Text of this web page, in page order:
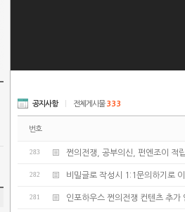
공지사항 전체게시물333
번호
283 쩐의전쟁, 공부의신, 펀엔조이 적
282 비밀글로 작성시 1:1문의하기로
281 인포하우스 쩐의전쟁 컨텐츠 추가